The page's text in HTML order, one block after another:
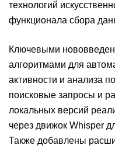
технологий
функционала сбора
Ключевыми
алгоритмами для
активности и анализа
поисковые запросы и
локальных версий
через движок Whisper
Также добавлены